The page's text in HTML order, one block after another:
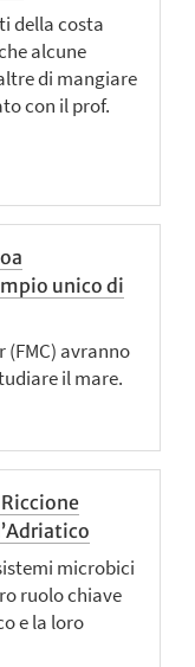
della costa
alcune
di mangiare
con il prof.
unico di
(FMC) avranno
il mare.
microbici
ruolo chiave
e la loro